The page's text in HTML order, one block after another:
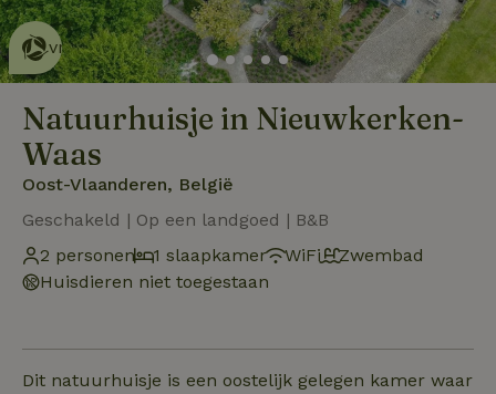
Dit natuurhuisje is eco-
vriendelijklees meer
Natuurhuisje in Nieuwkerken-
Waas
Oost-Vlaanderen, België
Geschakeld | Op een landgoed | B&B
2 personen
1 slaapkamer WiFi
Zwembad
Huisdieren niet toegestaan
Dit natuurhuisje is een oostelijk gelegen kamer waar